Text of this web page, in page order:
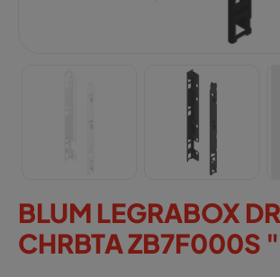
BLUM LEGRABOX
CHRBTA ZB7F000S